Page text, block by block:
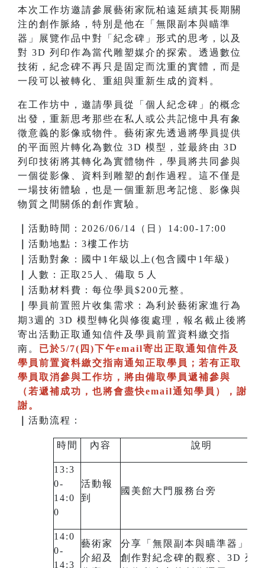
本次工作坊邀請參展藝術家阮柏遠延續其長期關
注的創作脈絡，特別是他在「無限副本與瞄準
器」展覽作品中對「紀念碑」形式的思考，以及
對 3D 列印作為當代雕塑媒介的探索。透過數位
技術，紀念碑不再只是固定而沈重的實體，而是
一段可以被轉化、重組與重新生成的資料。
在工作坊中，邀請學員從「個人紀念碑」的概念
出發，重新思考那些在私人或公共記憶中具有象
徵意義的影像或物件。藝術家先透過將學員提供
的平面照片轉化為數位 3D 模型，並最終由 3D
列印技術將其轉化為實體物件，學員將共同參與
一個從影像、資料到雕塑的創作過程。這不僅是
一場技術體驗，也是一個重新思考記憶、影像與
物質之間關係的創作實驗。
活動時間：2026/06/14（日）14:00-17:00
活動地點：3樓工作坊
活動對象：國中1年級以上(包含國中1年級)
人數：正取25人、備取５人
活動材料費：每位學員$200元整。
學員前置照片收集需求：為利於藝術家進行為
期3週的 3D 模型轉化與修復處理，報名截止後將
寄出活動正取通知信件及學員前置資料繳交指
南。 已於5/7(四)下午email寄出正取通知信件及
學員前置資料繳交指南通知正取學員；若有正取
學員取消參與工作坊，將由備取學員遞補參與
（若遞補成功，也將會盡快email通知學員），謝
謝。
活動流程：
時間 內容 說明
13:3
0-
14:0
0
活動報
到
國美館大門服務台旁
14:0
0-
14:3
藝術家
介紹及
分享「無限副本與瞄準器」展
創作對紀念碑的觀察、3D 列